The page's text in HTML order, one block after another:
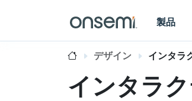
製品
デザイン インタラ
インタラ